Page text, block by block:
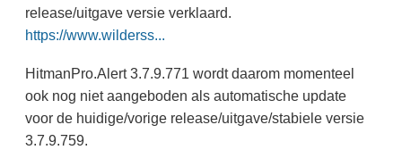
release/uitgave versie verklaard.
https://www.wilderss...
HitmanPro.Alert 3.7.9.771 wordt daarom momenteel
ook nog niet aangeboden als automatische update
voor de huidige/vorige release/uitgave/stabiele versie
3.7.9.759.